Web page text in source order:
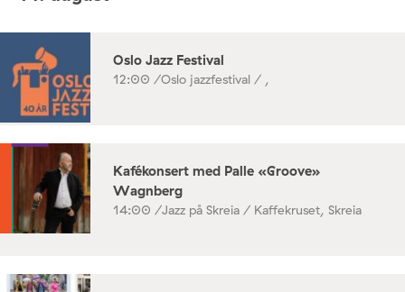
Oslo Jazz Festival
12:00 /Oslo jazzfestival / ,
Kafékonsert med Palle «Groove»
Wagnberg
14:00 /Jazz på Skreia / Kaffekruset, Skreia